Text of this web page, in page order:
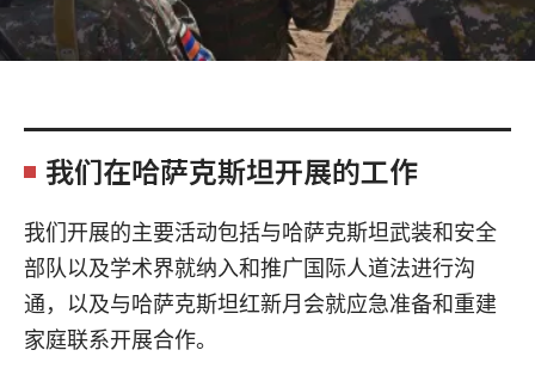
我们在哈萨克斯坦开展的工作
我们开展的主要活动包括与哈萨克斯坦武装和安全
部队以及学术界就纳入和推广国际人道法进行沟
通，以及与哈萨克斯坦红新月会就应急准备和重建
家庭联系开展合作。